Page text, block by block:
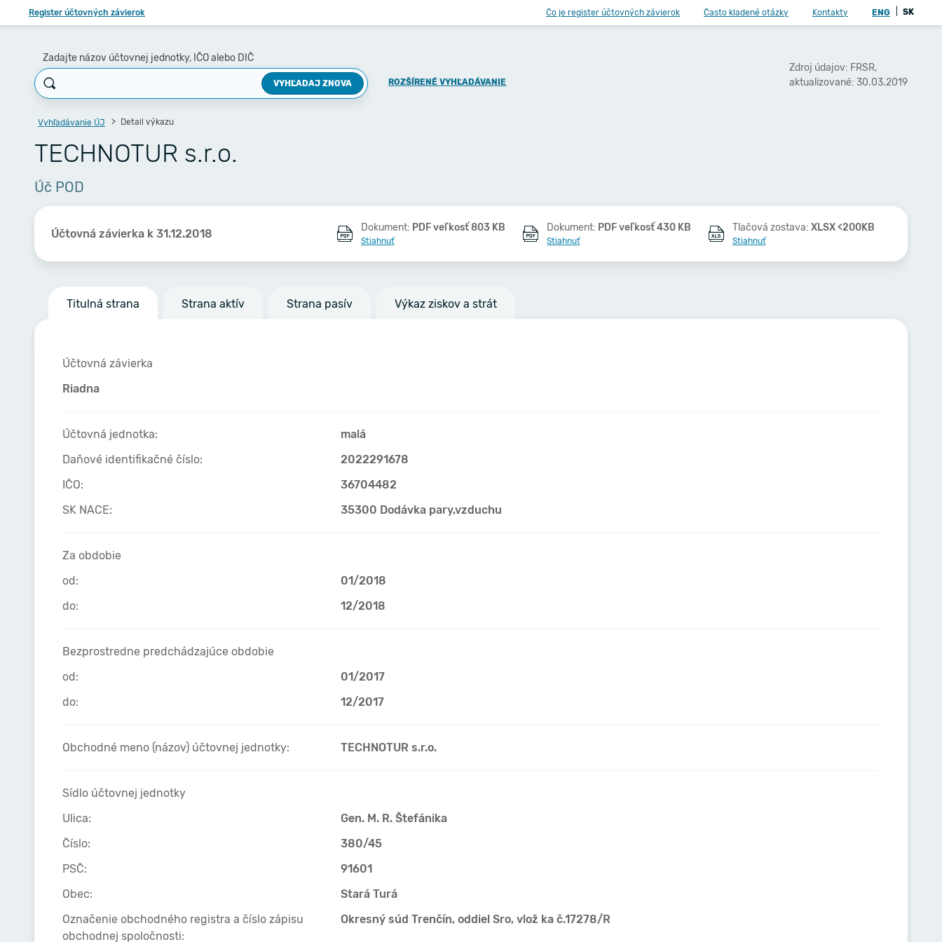
Register účtovných závierok Čo je register účtovných závierok Často kladené otázky Kontakty ENG SK
Zadajte názov účtovnej jednotky, IČO alebo DIČ
VYHĽADAJ ZNOVA ROZŠÍRENÉ VYHĽADÁVANIE
Zdroj údajov: FRSR,
aktualizované: 30.03.2019
Vyhľadávanie ÚJ Detail výkazu
TECHNOTUR s.r.o.
Úč POD
Účtovná závierka k 31.12.2018 Dokument: PDF veľkosť 803 KB
Stiahnuť
Dokument: PDF veľkosť 430 KB
Stiahnuť
Tlačová zostava:XLSX <200KB
Stiahnuť
Titulná strana Strana aktív Strana pasív Výkaz ziskov a strát
Účtovná závierka
Riadna
Účtovná jednotka:
malá
Daňové identifikačné číslo:
2022291678
IČO:
36704482
SK NACE:
35300 Dodávka pary,vzduchu
Za obdobie
od:
01/2018
do:
12/2018
Bezprostredne predchádzajúce obdobie
od:
01/2017
do:
12/2017
Obchodné meno (názov) účtovnej jednotky: TECHNOTUR s.r.o.
Sídlo účtovnej jednotky
Ulica:
Gen. M. R. Štefánika
Číslo:
380/45
PSČ:
91601
Obec:
Stará Turá
Označenie obchodného registra a číslo zápisu
obchodnej spoločnosti:
Okresný súd Trenčín, oddiel Sro, vlož ka č.17278/R